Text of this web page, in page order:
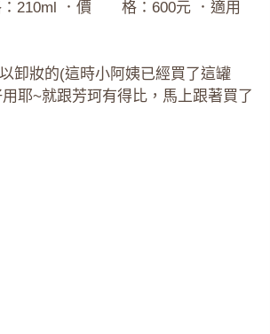
210ml ．價 格：600元 ．適用
卸妝的(這時小阿姨已經買了這罐
耶~就跟芳珂有得比，馬上跟著買了